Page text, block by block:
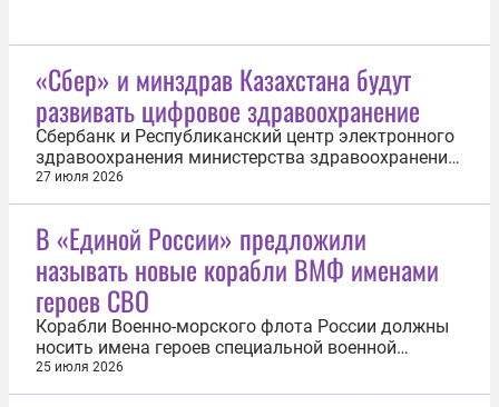
«Сбер» и минздрав Казахстана будут
развивать цифровое здравоохранение
Сбербанк и Республиканский центр электронного
здравоохранения министерства здравоохранения
Казахстана будут развивать технологии
искусственного интеллекта и цифровые сервисы в
сотрудничестве в сфере цифрового
здравоохранения в рамках XXII Форума...
27 июля 2026
В «Единой России» предложили
называть новые корабли ВМФ именами
героев СВО
Корабли Военно-морского флота России должны
носить имена героев специальной военной
операции. Об этом заявил Герой России, военный
корреспондент Евгений Поддубный. По словам
25 июля 2026